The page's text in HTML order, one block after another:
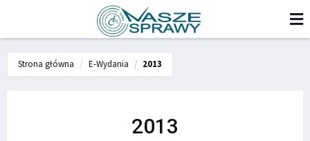
Strona główna E-Wydania 2013
2013